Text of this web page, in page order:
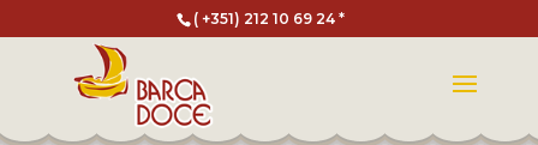
( +351) 212 10 69 24 *